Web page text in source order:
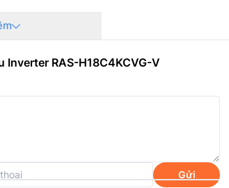
RAS-H18C4KCVG-V
Gửi